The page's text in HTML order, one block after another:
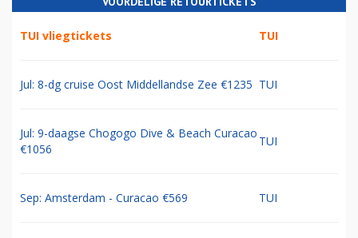
TUI vliegtickets TUI
Jul: 8-dg cruise Oost Middellandse Zee €1235 TUI
Jul: 9-daagse Chogogo Dive & Beach Curacao
€1056
TUI
Sep: Amsterdam - Curacao €569 TUI